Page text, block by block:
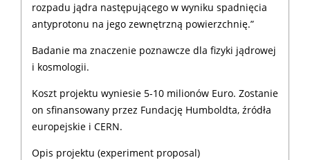
rozpadu jądra następującego w wyniku spadnięcia
antyprotonu na jego zewnętrzną powierzchnię.”
Badanie ma znaczenie poznawcze dla fizyki jądrowej
i kosmologii.
Koszt projektu wyniesie 5-10 milionów Euro. Zostanie
on sfinansowany przez Fundację Humboldta, źródła
europejskie i CERN.
Opis projektu (experiment proposal)